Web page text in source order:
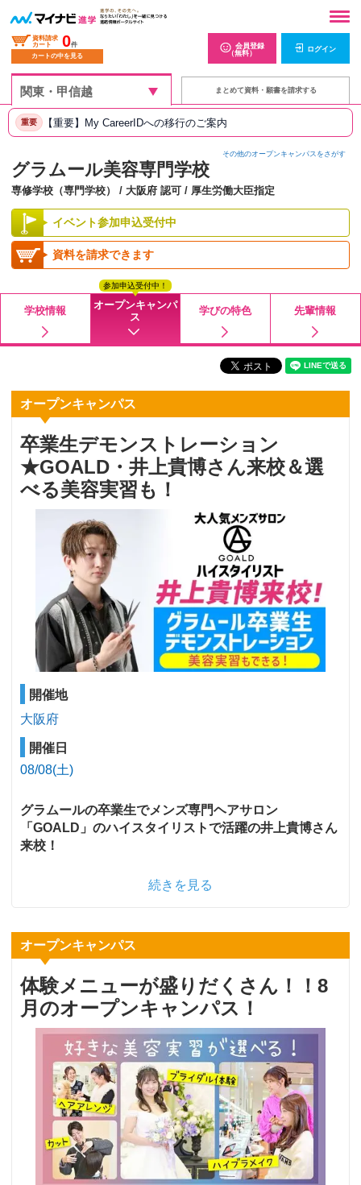
資料請求
カート
0件
カートの中を見る
会員登録
（無料）
ログイン
まとめて資料・願書を請求する
重要 【重要】My CareerIDへの移行のご案内
その他のオープンキャンパスをさがす
グラムール美容専門学校
専修学校（専門学校） / 大阪府 認可 / 厚生労働大臣指定
イベント参加申込受付中
資料を請求できます
学校情報
オープンキャンパ
ス
参加申込受付中！
学びの特色 先輩情報
オープンキャンパス
卒業生デモンストレーション
★GOALD・井上貴博さん来校＆選
べる美容実習も！
開催地
大阪府
開催日
08/08(土)
グラムールの卒業生でメンズ専門ヘアサロン
「GOALD」のハイスタイリストで活躍の井上貴博さん
来校！
続きを見る
オープンキャンパス
体験メニューが盛りだくさん！！8
月のオープンキャンパス！